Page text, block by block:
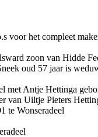
voor het compleet
zoon van Hidde
oud 57 jaar is
met Antje Hettinga
van Uiltje Pieters
te Wonseradeel